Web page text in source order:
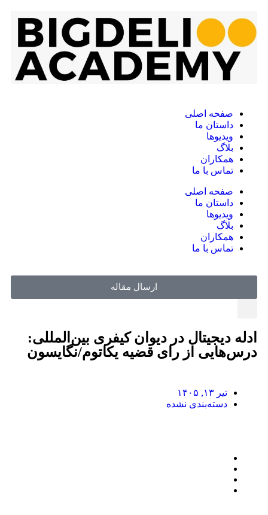
صفحه اصلی
داستان ما
ویدیوها
بلاگ
همکاران
تماس با ما
صفحه اصلی
داستان ما
ویدیوها
بلاگ
همکاران
تماس با ما
ارسال مقاله
ادله دیجیتال در دیوان کیفری بین‌المللی:
درس‌هایی از رای قضیه یکاتوم/نگایسون
تیر ۱۳, ۱۴۰۵
دسته‌بندی نشده